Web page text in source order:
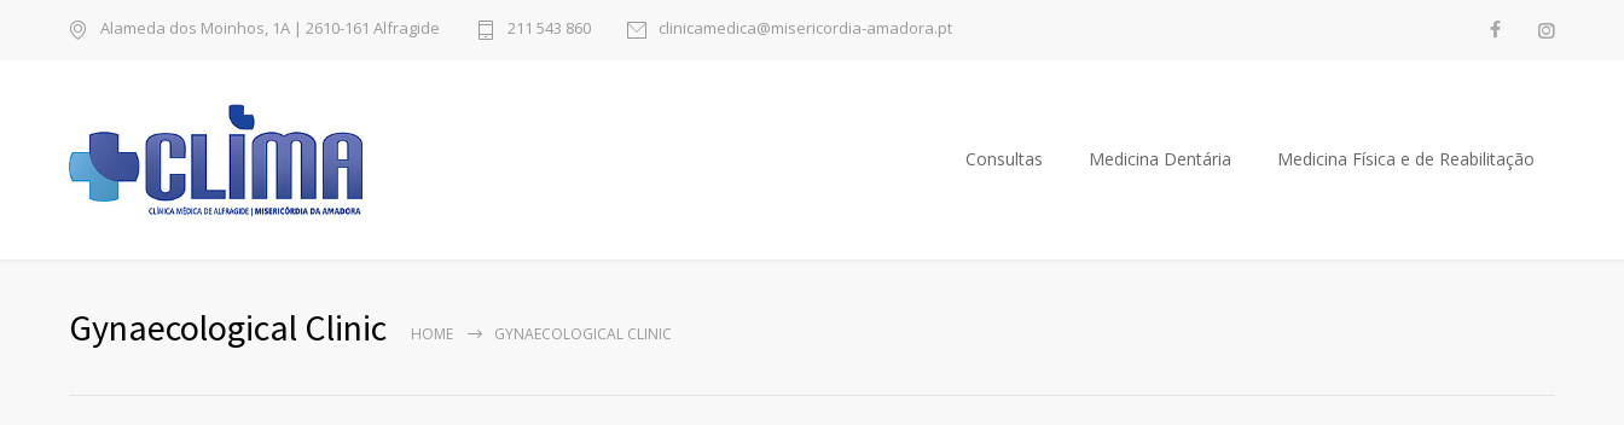
Alameda dos Moinhos, 1A | 2610-161 Alfragide 211 543 860 clinicamedica@misericordia-amadora.pt
Consultas Medicina Dentária Medicina Física e de Reabilitação
Gynaecological Clinic HOME GYNAECOLOGICAL CLINIC